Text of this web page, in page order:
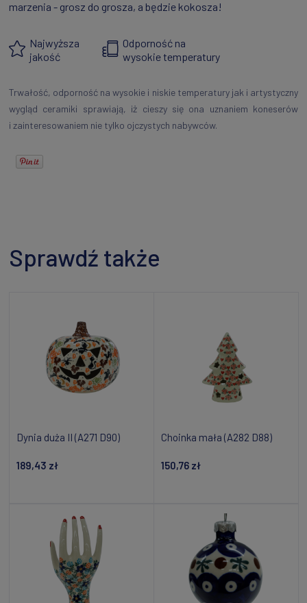
marzenia - grosz do grosza, a będzie kokosza!
Najwyższa
jakość
Odporność na
wysokie temperatury
Trwałość, odporność na wysokie i niskie temperatury jak i artystyczny
wygląd ceramiki sprawiają, iż cieszy się ona uznaniem koneserów
i zainteresowaniem nie tylko ojczystych nabywców.
Sprawdź także
Dynia duża II (A271 D90)
189,43 zł
Choinka mała (A282 D88)
150,76 zł